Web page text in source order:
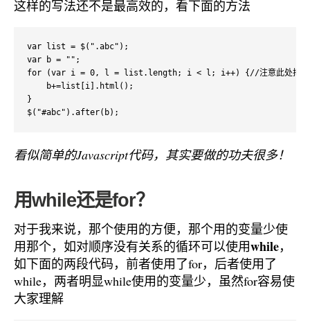
这样的写法还不是最高效的，看下面的方法
var list = $(".abc");
var b = "";
for (var i = 0, l = list.length; i < l; i++) {//注意此处把list的长
    b+=list[i].html();
}
$("#abc").after(b);
看似简单的Javascript代码，其实要做的功夫很多！
用while还是for？
对于我来说，那个使用的方便，那个用的变量少使
用那个，如对顺序没有关系的循环可以使用while，
如下面的两段代码，前者使用了for，后者使用了
while，两者明显while使用的变量少，虽然for容易使
大家理解